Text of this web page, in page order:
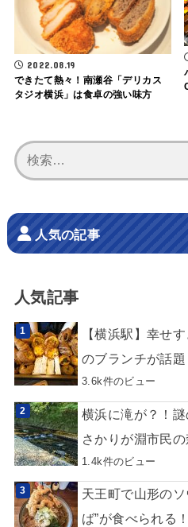
2022.08.19
できたて熱々！南瀬谷「デリカス
タジオ横浜」は食卓の強い味方
人気の記事
人気記事
【横浜駅】幸せ
のブランチが話題
3.6k件のビュー
横浜に滝が？！
さかりが淵市民の
1.4k件のビュー
天王町で山形の
ば”が食べられる